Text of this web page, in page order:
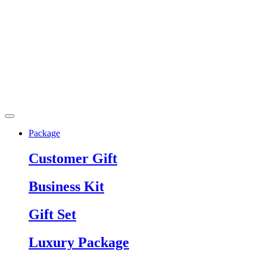
Package
Customer Gift
Business Kit
Gift Set
Luxury Package